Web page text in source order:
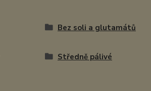
Bez soli a glutamátů
Středně pálivé